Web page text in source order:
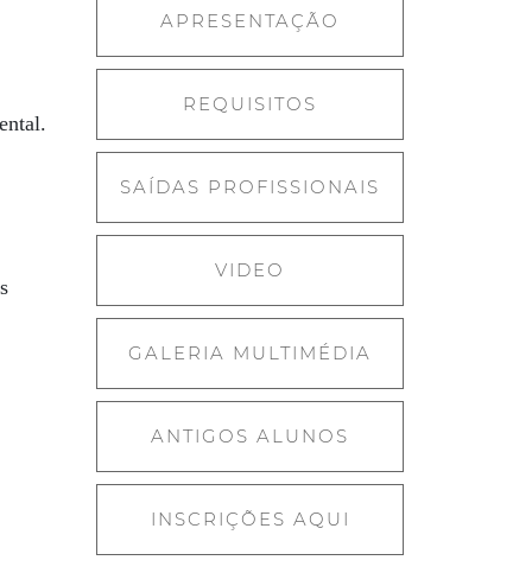
APRESENTAÇÃO
REQUISITOS
SAÍDAS PROFISSIONAIS
VIDEO
GALERIA MULTIMÉDIA
ANTIGOS ALUNOS
INSCRIÇÕES AQUI